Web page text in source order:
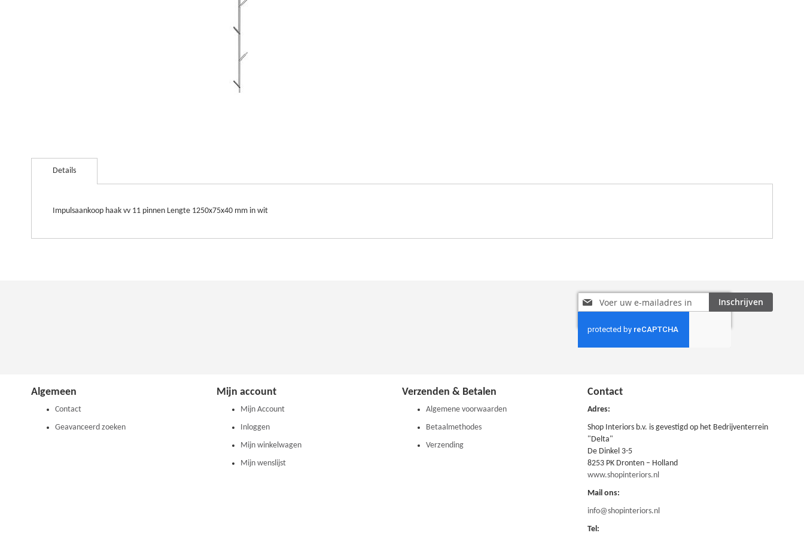
naar
Details
Impulsaankoop haak vv 11 pinnen Lengte 1250x75x40 mm in wit
Abonneer
u
onze
nieuwsbrief
Inschrijven
Algemeen
Contact
Geavanceerd zoeken
Mijn account
Mijn Account
Inloggen
Mijn winkelwagen
Mijn wenslijst
Verzenden & Betalen
Algemene voorwaarden
Betaalmethodes
Verzending
Contact
Adres:
Shop Interiors b.v. is gevestigd op het Bedrijventerrein
"Delta"
De Dinkel 3-5
8253 PK Dronten – Holland
www.shopinteriors.nl
Mail ons:
info@shopinteriors.nl
Tel: